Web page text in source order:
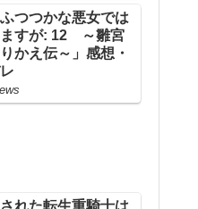
つつかな悪女では
ますが: 12 ～雛宮
かえ伝～」感想・
された転生重騎士は